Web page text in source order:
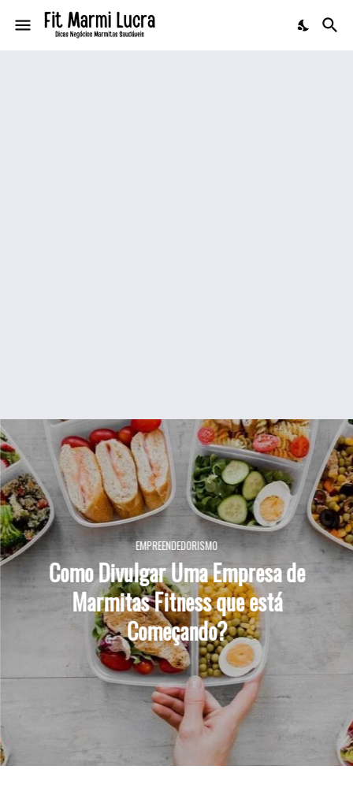
EMPREENDEDORISMO
Como Divulgar Uma Empresa de
Marmitas Fitness que está
Começando?